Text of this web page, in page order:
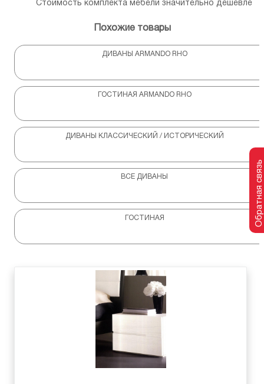
Стоимость комплекта мебели значительно дешевле
Похожие товары
ДИВАНЫ ARMANDO RHO
ГОСТИНАЯ ARMANDO RHO
ДИВАНЫ КЛАССИЧЕСКИЙ / ИСТОРИЧЕСКИЙ
ВСЕ ДИВАНЫ
ГОСТИНАЯ Обратная связь